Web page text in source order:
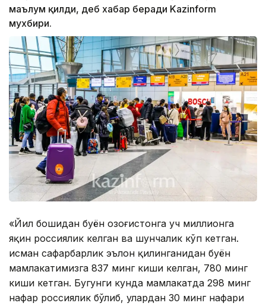
маълум қилди, деб хабар беради Kazinform
мухбири.
«Йил бошидан буён Қозоғистонга уч миллионга
яқин россиялик келган ва шунчалик кўп кетган.
Қисман сафарбарлик эълон қилинганидан буён
мамлакатимизга 837 минг киши келган, 780 минг
киши кетган. Бугунги кунда мамлакатда 298 минг
нафар россиялик бўлиб, улардан 30 минг нафари